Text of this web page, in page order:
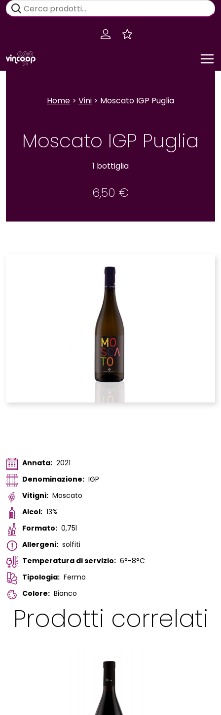
Salta
Cerca:
Home > Vini > Moscato IGP Puglia
Moscato IGP Puglia
1 bottiglia
6,50 €
Annata: 2021
Denominazione: IGP
Vitigni: Moscato
Alcol: 13%
Formato: 0,75l
Allergeni: solfiti
Temperatura di servizio: 6°-8°C
Tipologia: Fermo
Colore: Bianco
Prodotti correlati